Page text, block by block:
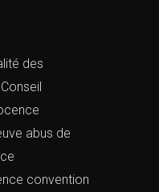
des
abus de
convention